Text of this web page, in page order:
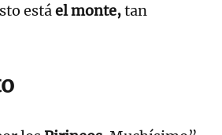
estáel monte,tan